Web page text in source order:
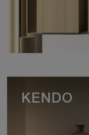
KENDO